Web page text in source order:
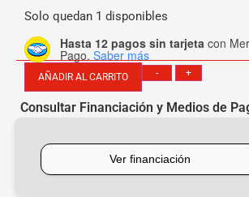
Solo quedan 1 disponibles
Hasta 12 pagos sin tarjeta con
Pago. Saber más
- +
AÑADIR AL CARRITO
Consultar Financiación y Medios de